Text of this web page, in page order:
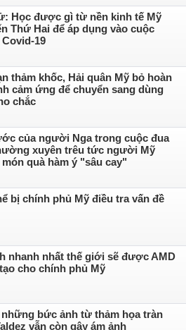
Học được gì từ nền kinh tế Mỹ
Thứ Hai để áp dụng vào cuộc
19
thảm khốc, Hải quân Mỹ bỏ hoàn
cảm ứng để chuyển sang dùng
chắc
của người Nga trong cuộc đua
xuyên trêu tức người Mỹ
quà hàm ý "sâu cay"
bị chính phủ Mỹ điều tra vấn đề
nhanh nhất thế giới sẽ được AMD
cho chính phủ Mỹ
những bức ảnh từ thảm họa tràn
vẫn còn gây ám ảnh